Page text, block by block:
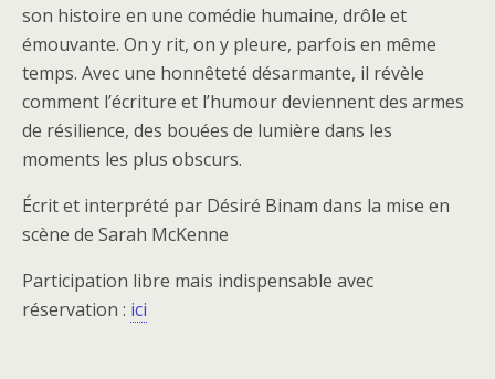
son histoire en une comédie humaine, drôle et
émouvante. On y rit, on y pleure, parfois en même
temps. Avec une honnêteté désarmante, il révèle
comment l’écriture et l’humour deviennent des armes
de résilience, des bouées de lumière dans les
moments les plus obscurs.
Écrit et interprété par Désiré Binam dans la mise en
scène de Sarah McKenne
Participation libre mais indispensable avec
réservation : ici